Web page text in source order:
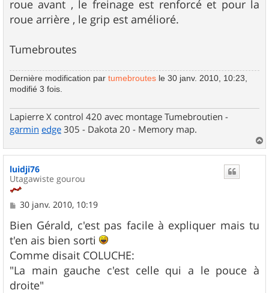
roue avant , le freinage est renforcé et pour la
roue arrière , le grip est amélioré.
Tumebroutes
Dernière modification par tumebroutes le 30 janv. 2010, 10:23,
modifié 3 fois.
Lapierre X control 420 avec montage Tumebroutien -
garmin edge 305 - Dakota 20 - Memory map.
a
luidji76
Utagawiste gourou
M
s
s
a
g
e
30 janv. 2010, 10:19
Bien Gérald, c'est pas facile à expliquer mais tu
t'en ais bien sorti
Comme disait COLUCHE:
"La main gauche c'est celle qui a le pouce à
droite"